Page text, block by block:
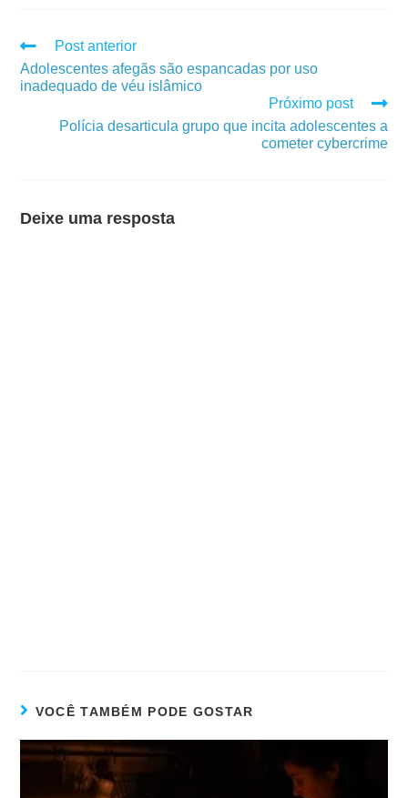
Post anterior
Adolescentes afegãs são espancadas por uso
inadequado de véu islâmico
Próximo post
Polícia desarticula grupo que incita adolescentes a
cometer cybercrime
Deixe uma resposta
VOCÊ TAMBÉM PODE GOSTAR